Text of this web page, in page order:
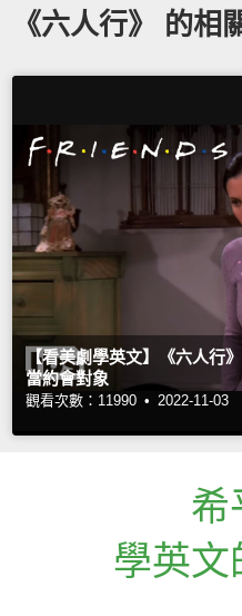
《六人行》 的相
【看美劇學英文】《六人行
當約會對象
觀看次數：11990 • 2022-11-03
希
學英文